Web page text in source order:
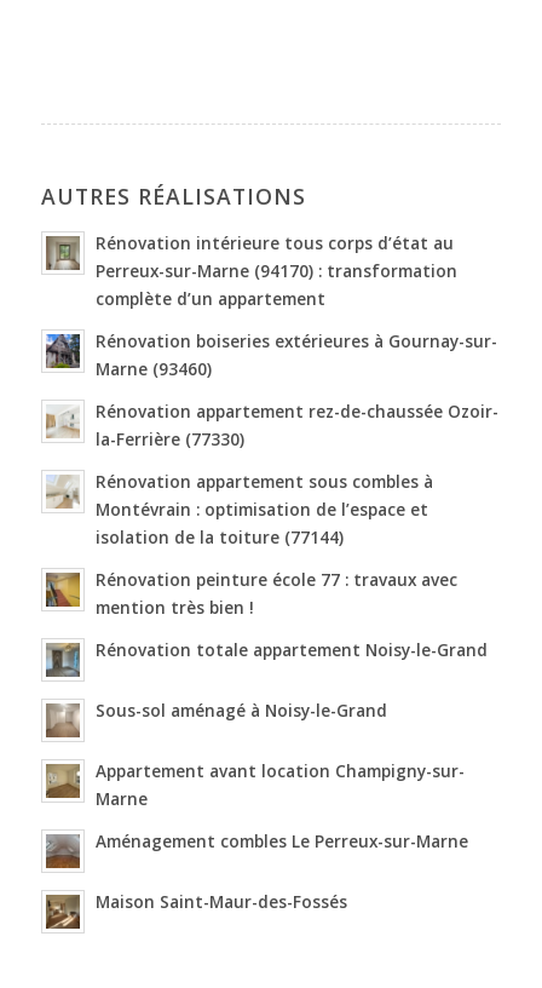
AUTRES RÉALISATIONS
Rénovation intérieure tous corps d’état au
Perreux-sur-Marne (94170) : transformation
complète d’un appartement
Rénovation boiseries extérieures à Gournay-sur-
Marne (93460)
Rénovation appartement rez-de-chaussée Ozoir-
la-Ferrière (77330)
Rénovation appartement sous combles à
Montévrain : optimisation de l’espace et
isolation de la toiture (77144)
Rénovation peinture école 77 : travaux avec
mention très bien !
Rénovation totale appartement Noisy-le-Grand
Sous-sol aménagé à Noisy-le-Grand
Appartement avant location Champigny-sur-
Marne
Aménagement combles Le Perreux-sur-Marne
Maison Saint-Maur-des-Fossés